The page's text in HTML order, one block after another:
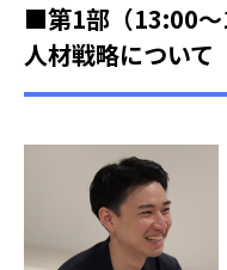
■第1部（13:00～
人材戦略について